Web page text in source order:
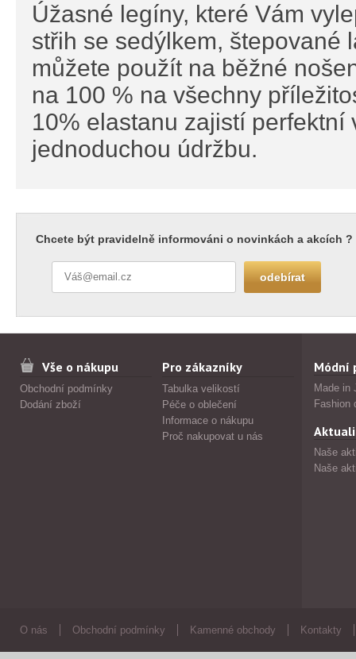
Úžasné legíny, které Vám
střih se sedýlkem, štepované
můžete použít na běžné
na 100 % na všechny
10% elastanu zajistí
jednoduchou údržbu.
Chcete být pravidelně informováni o novinkách a akcích ?
Vše o nákupu
Obchodní podmínky
Dodání zboží
Pro zákazníky
Tabulka velikostí
Péče o oblečení
Informace o nákupu
Proč nakupovat u nás
Módní
Made in
Fashion
Naše
Naše
O nás Obchodní podmínky Kamenné obchody Kontakty